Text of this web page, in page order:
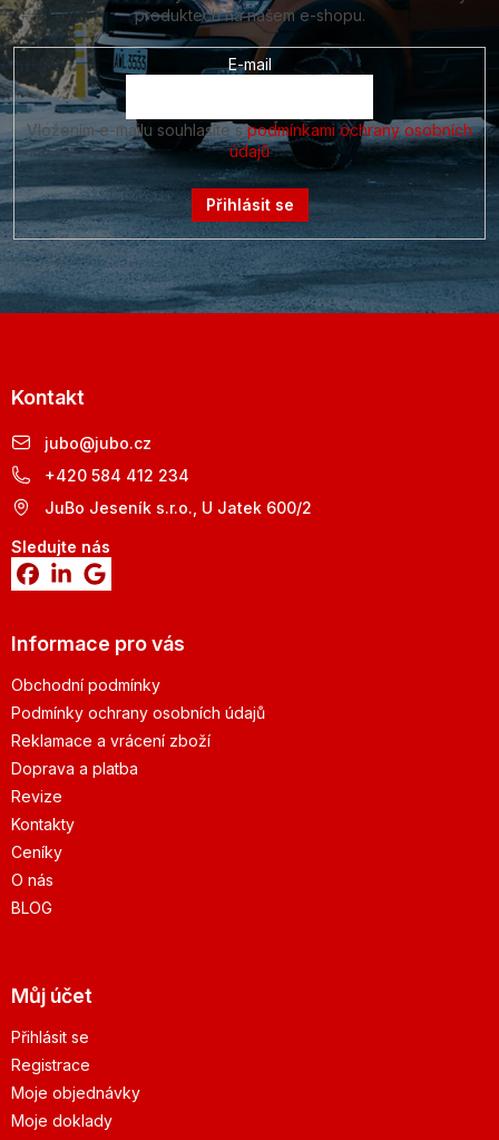
produktech na našem e-shopu.
E-mail
Vložením e-mailu souhlasíte spodmínkami ochrany osobních
údajů
Přihlásit se
Kontakt
jubo@jubo.cz
+420 584 412 234
JuBo Jeseník s.r.o., U Jatek 600/2
Sledujte nás
Informace pro vás
Obchodní podmínky
Podmínky ochrany osobních údajů
Reklamace a vrácení zboží
Doprava a platba
Revize
Kontakty
Ceníky
O nás
BLOG
Můj účet
Přihlásit se
Registrace
Moje objednávky
Moje doklady